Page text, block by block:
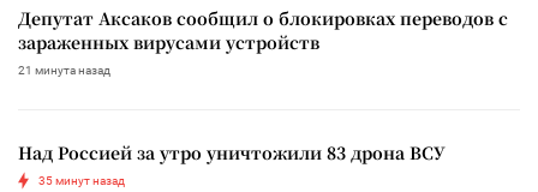
Депутат Аксаков сообщил о блокировках переводов с
зараженных вирусами устройств
21 минута назад
Над Россией за утро уничтожили 83 дрона ВСУ
35 минут назад